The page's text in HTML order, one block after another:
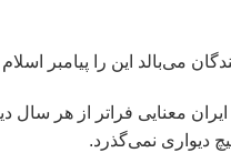
می‌بالد این را پیامبر
که روز عرفه ۱۴۰۵ برای مردم ایران
دیواری نمی‌گذرد.